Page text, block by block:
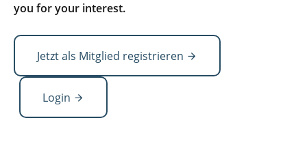
you for your interest.
Jetzt als Mitglied registrieren
Login